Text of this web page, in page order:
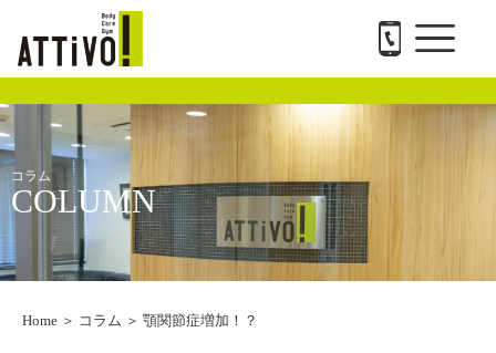
キ
ッ
プ
メ
ニ
ュ
ー
コラム
COLUMN
Home ＞ コラム ＞ 顎関節症増加！？